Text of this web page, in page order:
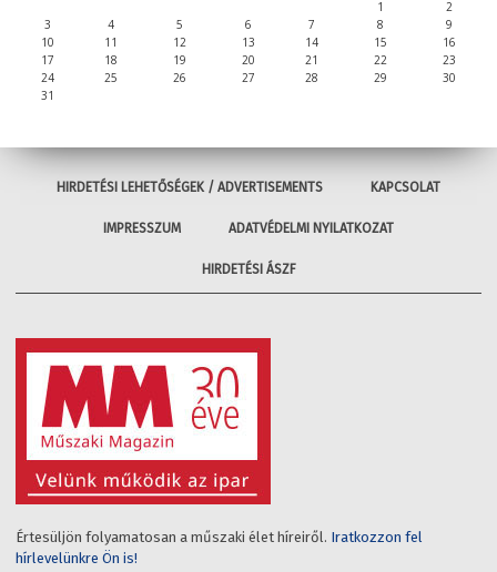
1
2
3
4 5 6 7 8
9
10
11 12 13 14 15
16
17
18 19 20 21 22
23
24
25 26 27 28 29
30
31
HIRDETÉSI LEHETŐSÉGEK / ADVERTISEMENTS KAPCSOLAT
IMPRESSZUM ADATVÉDELMI NYILATKOZAT
HIRDETÉSI ÁSZF
Értesüljön folyamatosan a műszaki élet híreiről. Iratkozzon fel
hírlevelünkre Ön is!